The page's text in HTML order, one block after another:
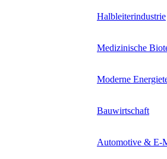
Halbleiterindustrie
Medizinische
Moderne
Bauwirtschaft
Automotive & E-